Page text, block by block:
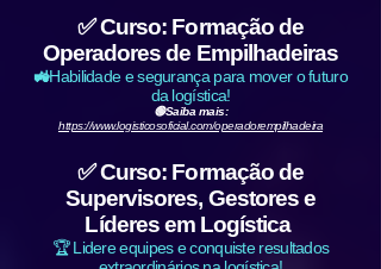
✅ Curso: Formação de
Operadores de Empilhadeiras
🚜Habilidade e segurança para mover o futuro
da logística!
🟢Saiba mais:
https://www.logisticosoficial.com/operadorempilhadeira
✅ Curso: Formação de
Supervisores, Gestores e
Líderes em Logística
🏆 Lidere equipes e conquiste resultados